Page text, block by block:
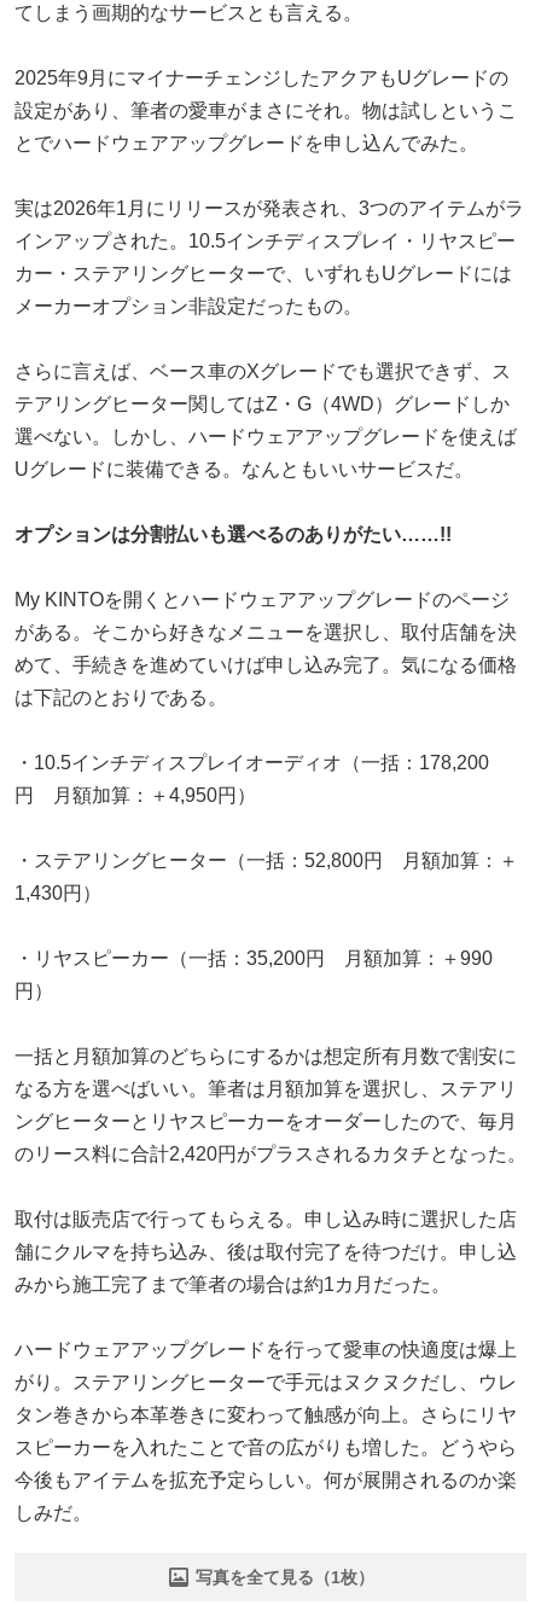
てしまう画期的なサービスとも言える。
2025年9月にマイナーチェンジしたアクアもUグレードの
設定があり、筆者の愛車がまさにそれ。物は試しというこ
とでハードウェアアップグレードを申し込んでみた。
実は2026年1月にリリースが発表され、3つのアイテムがラ
インアップされた。10.5インチディスプレイ・リヤスピー
カー・ステアリングヒーターで、いずれもUグレードには
メーカーオプション非設定だったもの。
さらに言えば、ベース車のXグレードでも選択できず、ス
テアリングヒーター関してはZ・G（4WD）グレードしか
選べない。しかし、ハードウェアアップグレードを使えば
Uグレードに装備できる。なんともいいサービスだ。
オプションは分割払いも選べるのありがたい……!!
My KINTOを開くとハードウェアアップグレードのページ
がある。そこから好きなメニューを選択し、取付店舗を決
めて、手続きを進めていけば申し込み完了。気になる価格
は下記のとおりである。
・10.5インチディスプレイオーディオ（一括：178,200
円 月額加算：＋4,950円）
・ステアリングヒーター（一括：52,800円 月額加算：＋
1,430円）
・リヤスピーカー（一括：35,200円 月額加算：＋990
円）
一括と月額加算のどちらにするかは想定所有月数で割安に
なる方を選べばいい。筆者は月額加算を選択し、ステアリ
ングヒーターとリヤスピーカーをオーダーしたので、毎月
のリース料に合計2,420円がプラスされるカタチとなった。
取付は販売店で行ってもらえる。申し込み時に選択した店
舗にクルマを持ち込み、後は取付完了を待つだけ。申し込
みから施工完了まで筆者の場合は約1カ月だった。
ハードウェアアップグレードを行って愛車の快適度は爆上
がり。ステアリングヒーターで手元はヌクヌクだし、ウレ
タン巻きから本革巻きに変わって触感が向上。さらにリヤ
スピーカーを入れたことで音の広がりも増した。どうやら
今後もアイテムを拡充予定らしい。何が展開されるのか楽
しみだ。
写真を全て見る（1枚）